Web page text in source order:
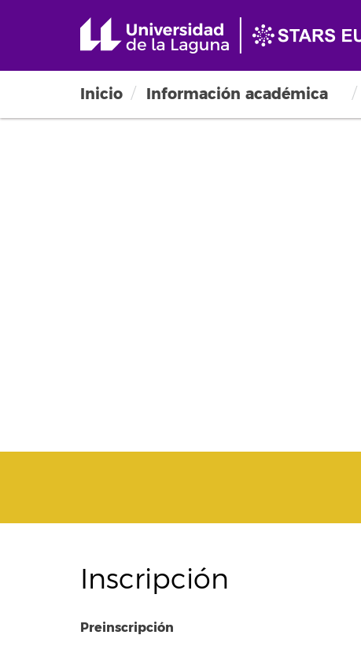
Inicio Información académica
Inscripción
Preinscripción